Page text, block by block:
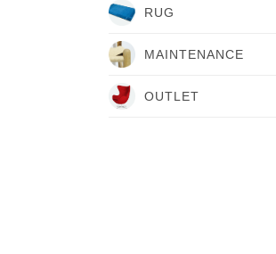
RUG
MAINTENANCE
OUTLET